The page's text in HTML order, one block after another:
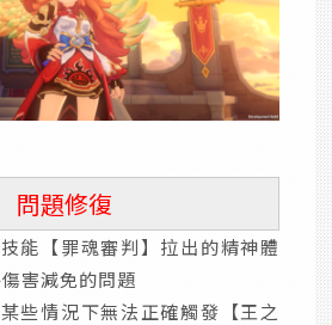
問題修復
能【罪魂審判】拉出的精神體
害減免的問題
些情況下無法正確觸發【王之